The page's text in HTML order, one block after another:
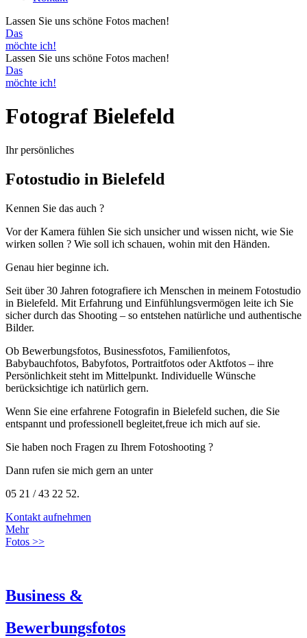
Lassen Sie uns schöne Fotos machen!
Das
möchte ich!
Lassen Sie uns schöne Fotos machen!
Das
möchte ich!
Fotograf Bielefeld
Ihr persönliches
Fotostudio in Bielefeld
Kennen Sie das auch ?
Vor der Kamera fühlen Sie sich unsicher und wissen nicht, wie Sie
wirken sollen ? Wie soll ich schauen, wohin mit den Händen.
Genau hier beginne ich.
Seit über 30 Jahren fotografiere ich Menschen in meinem Fotostudio
in Bielefeld. Mit Erfahrung und Einfühlungsvermögen leite ich Sie
sicher durch das Shooting – so entstehen natürliche und authentische
Bilder.
Ob Bewerbungsfotos, Businessfotos, Familienfotos,
Babybauchfotos, Babyfotos, Portraitfotos oder Aktfotos – ihre
Persönlichkeit steht im Mittelpunkt. Individuelle Wünsche
berücksichtige ich natürlich gern.
Wenn Sie eine erfahrene Fotografin in Bielefeld suchen, die Sie
entspannt und professionell begleitet,freue ich mich auf sie.
Sie haben noch Fragen zu Ihrem Fotoshooting ?
Dann rufen sie mich gern an unter
05 21 / 43 22 52.
Kontakt aufnehmen
Mehr
Fotos >>
Business &
Bewerbungsfotos